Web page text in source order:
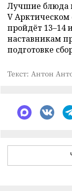
Лучшие блюда
V Арктическом
пройдёт 13–14
наставникам
подготовке
Текст: Антон